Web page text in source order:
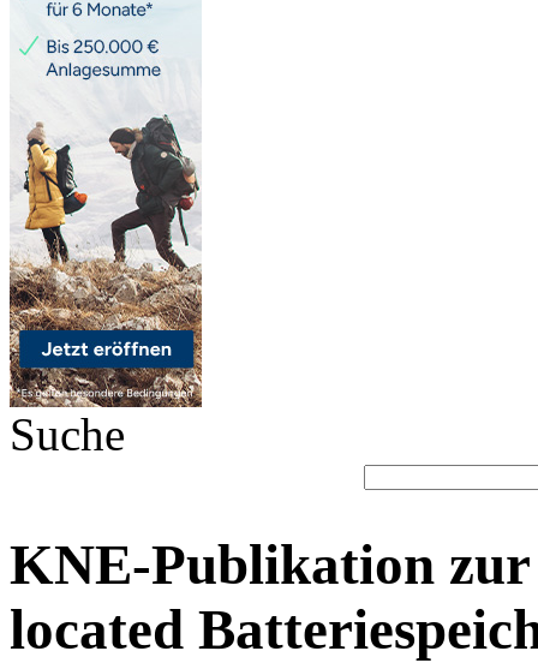
Suche
KNE-Publikation
located